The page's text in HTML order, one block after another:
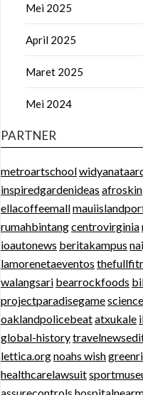
Mei 2025
April 2025
Maret 2025
Mei 2024
PARTNER
metroartschool
inspiredgardenideas afroskin
ellacoffeemall
rumahbintangcentrovirginia
ioautonews beritakampus
lamorenetaeventos
walangsari bearrockfoods
projectparadisegame
oaklandpolicebeatatxukale
global-history
lettica.orgnoahs wish
healthcarelawsuit